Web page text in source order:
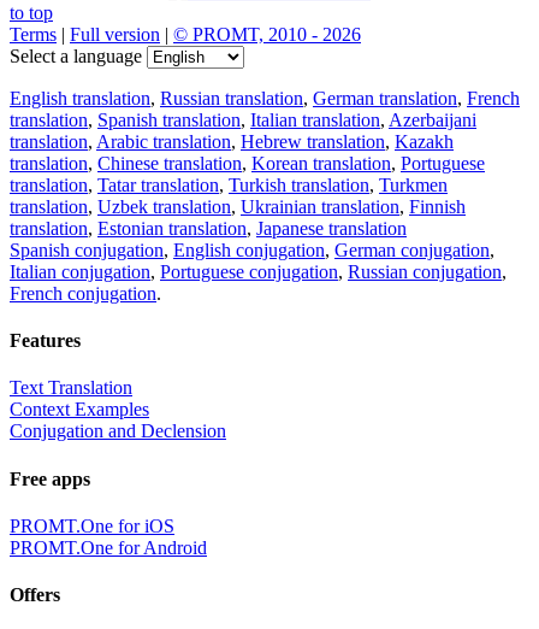
to top
Terms | Full version | © PROMT, 2010 - 2026
Select a language
English translation, Russian translation, German translation, French
translation, Spanish translation, Italian translation, Azerbaijani
translation, Arabic translation, Hebrew translation, Kazakh
translation, Chinese translation, Korean translation, Portuguese
translation, Tatar translation, Turkish translation, Turkmen
translation, Uzbek translation, Ukrainian translation, Finnish
translation, Estonian translation, Japanese translation
Spanish conjugation, English conjugation, German conjugation,
Italian conjugation, Portuguese conjugation, Russian conjugation,
French conjugation.
Features
Text Translation
Context Examples
Conjugation and Declension
Free apps
PROMT.One for iOS
PROMT.One for Android
Offers